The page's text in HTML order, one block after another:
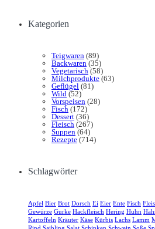
Kategorien
Teigwaren (89)
Backwaren (35)
Vegetarisch (58)
Milchprodukte (63)
Geflügel (81)
Wild (52)
Vorspeisen (28)
Fisch (172)
Dessert (36)
Fleisch (267)
Suppen (64)
Rezepte (714)
Schlagwörter
Apfel Bier Brot Dorsch Ei Eier Ente Fisch
Gewürze Gurke Hackfleisch Hering Huhn
Kartoffeln Kräuter Käse Kürbis Lachs Lamm